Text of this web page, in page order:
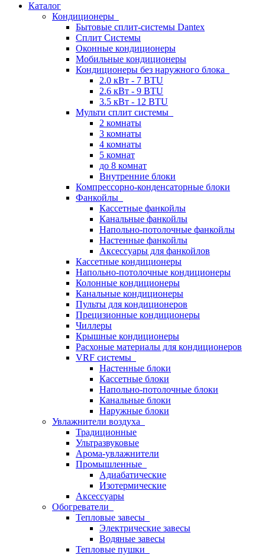
Каталог
Кондиционеры
Бытовые сплит-системы Dantex
Сплит Системы
Оконные кондиционеры
Мобильные кондиционеры
Кондиционеры без наружного блока
2.0 кВт - 7 BTU
2.6 кВт - 9 BTU
3.5 кВт - 12 BTU
Мульти сплит системы
2 комнаты
3 комнаты
4 комнаты
5 комнат
до 8 комнат
Внутренние блоки
Компрессорно-конденсаторные блоки
Фанкойлы
Кассетные фанкойлы
Канальные фанкойлы
Напольно-потолочные фанкойлы
Настенные фанкойлы
Аксессуары для фанкойлов
Кассетные кондиционеры
Напольно-потолочные кондиционеры
Колонные кондиционеры
Канальные кондиционеры
Пульты для кондиционеров
Прецизионные кондиционеры
Чиллеры
Крышные кондиционеры
Расхоные материалы для кондиционеров
VRF системы
Настенные блоки
Кассетные блоки
Напольно-потолочные блоки
Канальные блоки
Наружные блоки
Увлажнители воздуха
Традиционные
Ультразвуковые
Арома-увлажнители
Промышленныe
Адиабатические
Изотермические
Аксессуары
Обогреватели
Тепловые завесы
Электрические завесы
Водяные завесы
Тепловые пушки